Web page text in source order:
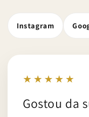
Instagram
★★★★★
Gostou da